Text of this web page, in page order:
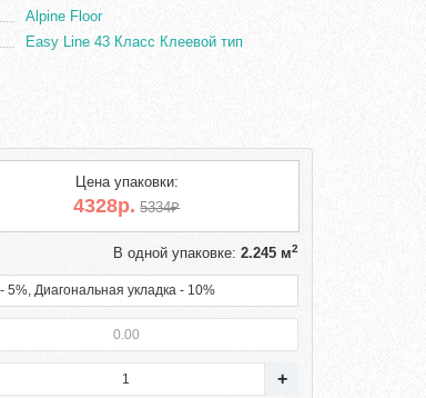
Alpine Floor
Easy Line 43 Класс Клеевой тип
Цена упаковки:
4328р. 5334₽
В одной упаковке:2.245 м2
Диагональная укладка - 10%